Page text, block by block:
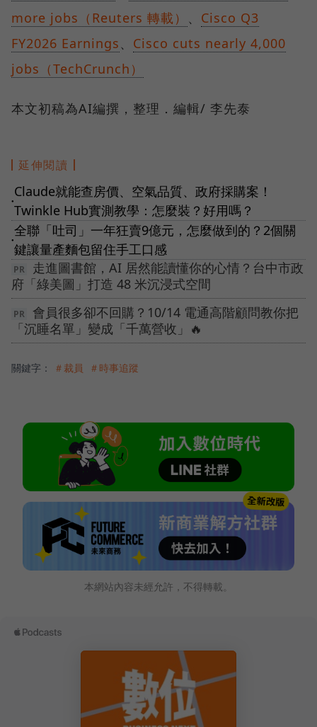
more jobs（Reuters 轉載） 、 Cisco Q3
FY2026 Earnings、 Cisco cuts nearly 4,000
jobs（TechCrunch）
本文初稿為AI編撰，整理．編輯/ 李先泰
延伸閱讀
●
Claude就能查房價、空氣品質、政府採購案！
Twinkle Hub實測教學：怎麼裝？好用嗎？
●
全聯「吐司」一年狂賣9億元，怎麼做到的？2個關
鍵讓量產麵包留住手工口感
走進圖書館，AI 居然能讀懂你的心情？台中市政
府「綠美圖」打造 48 米沉浸式空間
會員很多卻不回購？10/14 電通高階顧問教你把
「沉睡名單」變成「千萬營收」🔥
關鍵字： ＃裁員 ＃時事追蹤
本網站內容未經允許，不得轉載。